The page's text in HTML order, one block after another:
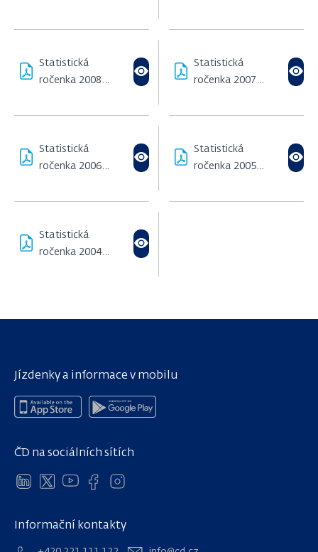
Statistická
ročenka 2008
Statistická
ročenka 2007
Statistická
ročenka 2006
Statistická
ročenka 2005
Statistická
ročenka 2004
Informační kontakty
Jízdenky a informace v mobilu
ČD na sociálních sítích